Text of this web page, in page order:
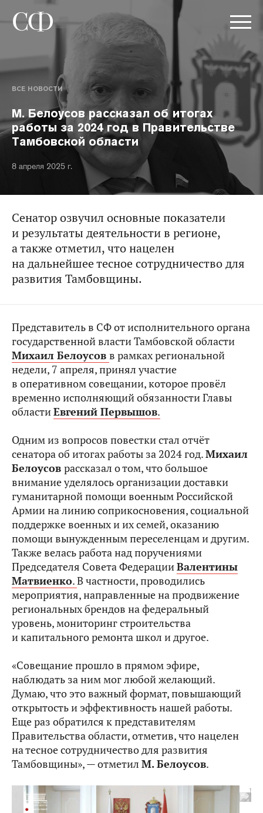
ВСЕ НОВОСТИ
М. Белоусов рассказал об итогах
работы за 2024 год в Правительстве
Тамбовской области
8 апреля 2025 г.
Сенатор озвучил основные показатели
и результаты деятельности в регионе,
а также отметил, что нацелен
на дальнейшее тесное сотрудничество для
развития Тамбовщины.
Представитель в СФ от исполнительного органа
государственной власти Тамбовской области
Михаил Белоусов в рамках региональной
недели, 7 апреля, принял участие
в оперативном совещании, которое провёл
временно исполняющий обязанности Главы
областиЕвгений Первышов.
Одним из вопросов повестки стал отчёт
сенатора об итогах работы за 2024 год.Михаил
Белоусов рассказал о том, что большое
внимание уделялось организации доставки
гуманитарной помощи военным Российской
Армии на линию соприкосновения, социальной
поддержке военных и их семей, оказанию
помощи вынужденным переселенцам и другим.
Также велась работа над поручениями
Председателя Совета ФедерацииВалентины
Матвиенко.В частности, проводились
мероприятия, направленные на продвижение
региональных брендов на федеральный
уровень, мониторинг строительства
и капитального ремонта школ и другое.
«Совещание прошло в прямом эфире,
наблюдать за ним мог любой желающий.
Думаю, что это важный формат, повышающий
открытость и эффективность нашей работы.
Еще раз обратился к представителям
Правительства области, отметив, что нацелен
на тесное сотрудничество для развития
Тамбовщины», — отметил М. Белоусов.